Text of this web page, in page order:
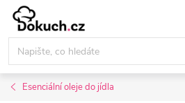
Přejít
obsah
Esenciální oleje do jídla